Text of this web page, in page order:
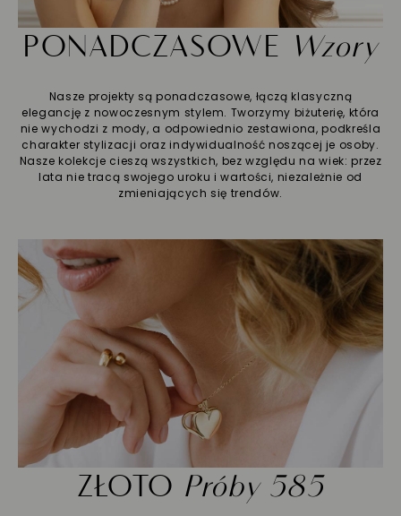
PONADCZASOWE Wzory
Nasze projekty są ponadczasowe, łączą klasyczną
elegancję z nowoczesnym stylem. Tworzymy biżuterię, która
nie wychodzi z mody, a odpowiednio zestawiona, podkreśla
charakter stylizacji oraz indywidualność noszącej je osoby.
Nasze kolekcje cieszą wszystkich, bez względu na wiek: przez
lata nie tracą swojego uroku i wartości, niezależnie od
zmieniających się trendów.
ZŁOTO Próby 585